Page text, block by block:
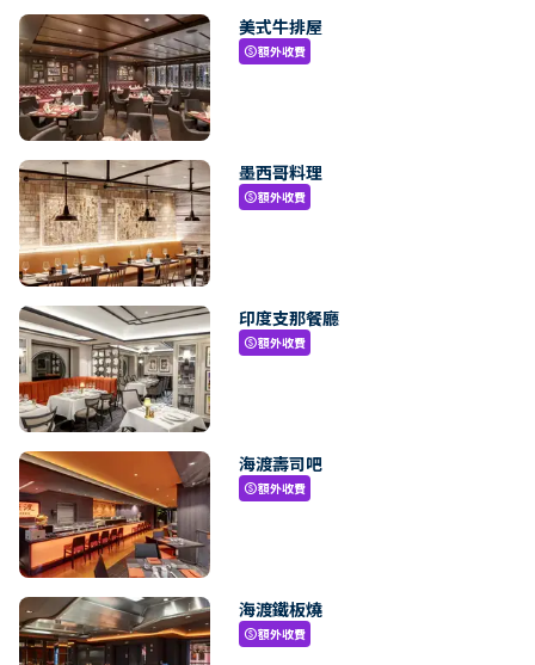
美式牛排屋
paid額外收費
墨西哥料理
paid額外收費
印度支那餐廳
paid額外收費
海渡壽司吧
paid額外收費
海渡鐵板燒
paid額外收費